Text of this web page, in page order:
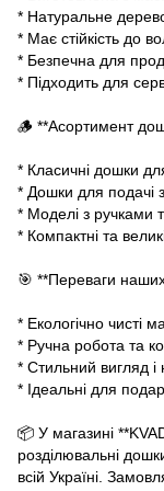
* Натуральне
* Має стійкість до
* Безпечна для
* Підходить для
🪵 **Асортимент
* Класичні дошки
* Дошки для подачі
* Моделі з ручками
* Компактні та
🎯 **Переваги
* Екологічно чисті
* Ручна робота та
* Стильний вигляд і
* Ідеальні для
📦 У магазині
розділювальні
всій Україні.